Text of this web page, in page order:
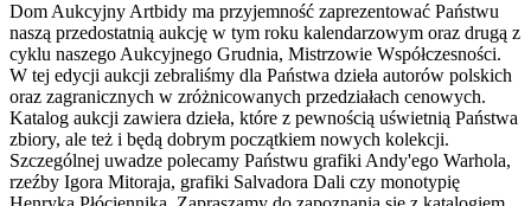
Dom Aukcyjny Artbidy ma przyjemność zaprezentować Państwu
naszą przedostatnią aukcję w tym roku kalendarzowym oraz drugą z
cyklu naszego Aukcyjnego Grudnia, Mistrzowie Współczesności.
W tej edycji aukcji zebraliśmy dla Państwa dzieła autorów polskich
oraz zagranicznych w zróżnicowanych przedziałach cenowych.
Katalog aukcji zawiera dzieła, które z pewnością uświetnią Państwa
zbiory, ale też i będą dobrym początkiem nowych kolekcji.
Szczególnej uwadze polecamy Państwu grafiki Andy'ego Warhola,
rzeźby Igora Mitoraja, grafiki Salvadora Dali czy monotypię